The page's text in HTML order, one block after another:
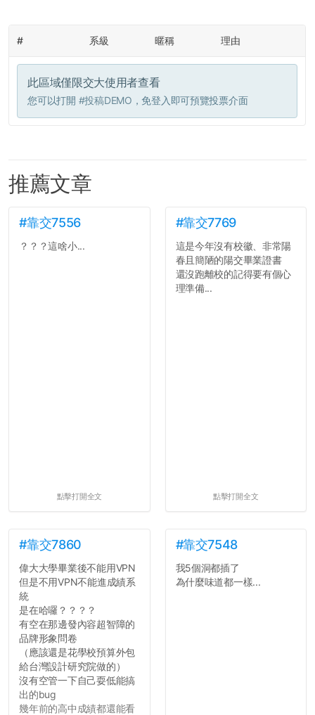
# 系級 暱稱 理由
此區域僅限交大使用者查看
您可以打開 #投稿DEMO ，免登入即可預覽投票介面
推薦文章
#靠交7556
？？？這啥小...
點擊打開全文
#靠交7769
這是今年沒有校徽、非常陽
春且簡陋的陽交畢業證書
還沒跑離校的記得要有個心
理準備...
點擊打開全文
#靠交7860
偉大大學畢業後不能用VPN
但是不用VPN不能進成績系
統
是在哈囉？？？？
有空在那邊發內容超智障的
品牌形象問卷
（應該還是花學校預算外包
給台灣設計研究院做的）
沒有空管一下自己耍低能搞
出的bug
幾年前的高中成績都還能看
#靠交7548
我5個洞都插了
為什麼味道都一樣...